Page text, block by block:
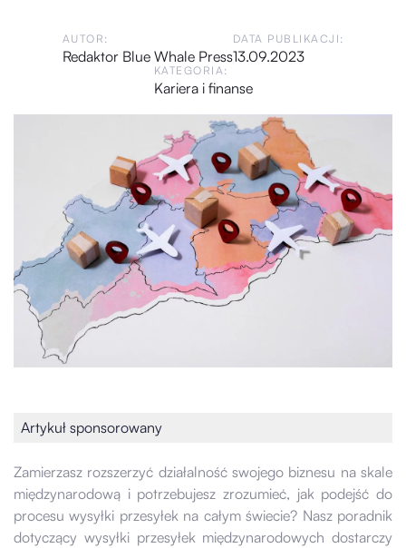
AUTOR:
Redaktor Blue Whale Press
DATA PUBLIKACJI:
13.09.2023
KATEGORIA:
Kariera i finanse
Artykuł sponsorowany
Zamierzasz rozszerzyć działalność swojego biznesu na skale
międzynarodową i potrzebujesz zrozumieć, jak podejść do
procesu wysyłki przesyłek na całym świecie? Nasz poradnik
dotyczący wysyłki przesyłek międzynarodowych dostarczy